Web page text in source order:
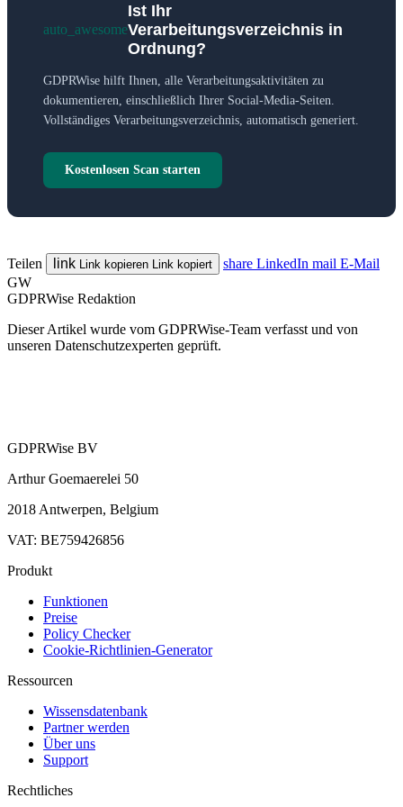
auto_awesome
Ist Ihr
Verarbeitungsverzeichnis in
Ordnung?
GDPRWise hilft Ihnen, alle Verarbeitungsaktivitäten zu
dokumentieren, einschließlich Ihrer Social-Media-Seiten.
Vollständiges Verarbeitungsverzeichnis, automatisch generiert.
Kostenlosen Scan starten
Teilen link Link kopieren Link kopiert share LinkedIn mail E-Mail
GW
GDPRWise Redaktion
Dieser Artikel wurde vom GDPRWise-Team verfasst und von
unseren Datenschutzexperten geprüft.
GDPRWise BV
Arthur Goemaerelei 50
2018 Antwerpen, Belgium
VAT: BE759426856
Produkt
Funktionen
Preise
Policy Checker
Cookie-Richtlinien-Generator
Ressourcen
Wissensdatenbank
Partner werden
Über uns
Support
Rechtliches